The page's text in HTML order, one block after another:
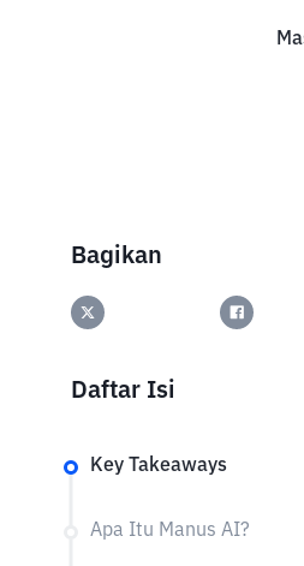
Bagikan
Daftar Isi
Key Takeaways
Apa Itu Manus AI?